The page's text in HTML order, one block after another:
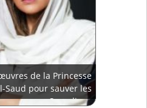
de la Princesse
Saud pour sauver les
Saoudiens